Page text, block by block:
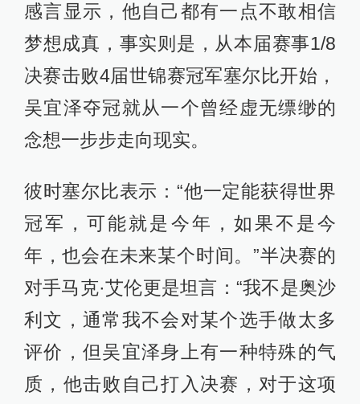
感言显示，他自己都有一点不敢相信
梦想成真，事实则是，从本届赛事1/8
决赛击败4届世锦赛冠军塞尔比开始，
吴宜泽夺冠就从一个曾经虚无缥缈的
念想一步步走向现实。
彼时塞尔比表示：“他一定能获得世界
冠军，可能就是今年，如果不是今
年，也会在未来某个时间。”半决赛的
对手马克·艾伦更是坦言：“我不是奥沙
利文，通常我不会对某个选手做太多
评价，但吴宜泽身上有一种特殊的气
质，他击败自己打入决赛，对于这项